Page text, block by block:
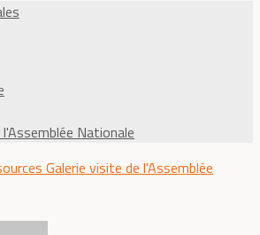
Nationale
Galerie visite de l'Assemblée